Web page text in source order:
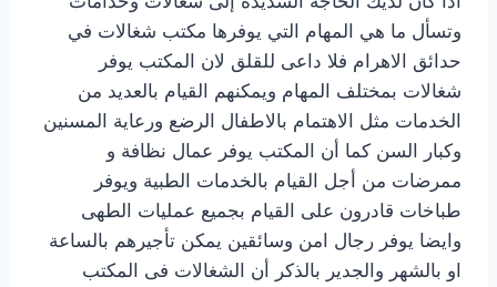
وتسأل ما هي المهام التي يوفرها مكتب شغالات في
حدائق الاهرام فلا داعى للقلق لان المكتب يوفر
شغالات بمختلف المهام ويمكنهم القيام بالعديد من
الخدمات مثل الاهتمام بالاطفال الرضع ورعاية المسنين
وكبار السن كما أن المكتب يوفر عمال نظافة و
ممرضات من أجل القيام بالخدمات الطبية ويوفر
طباخات قادرون على القيام بجميع عمليات الطهى
وايضا يوفر رجال امن وسائقين يمكن تأجيرهم بالساعة
او بالشهر والجدير بالذكر أن الشغالات فى المكتب